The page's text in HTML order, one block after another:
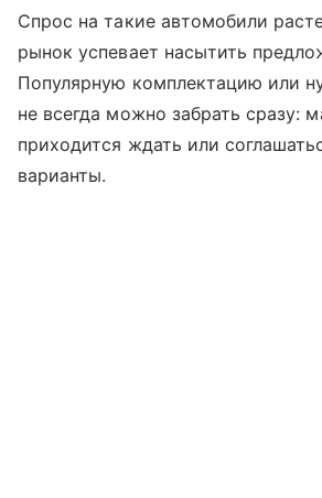
Спрос на такие автомобили
рынок успевает насытить
Популярную комплектацию или
не всегда можно забрать сразу:
приходится ждать или
варианты.